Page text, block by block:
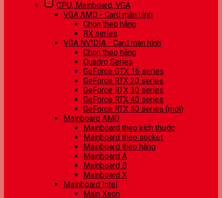
CPU, Mainboard, VGA
VGA AMD - Card màn hình
Chọn theo hãng
RX series
VGA NVIDIA - Card màn hình
Chọn theo hãng
Quadro Series
GeForce GTX 16 series
GeForce RTX 20 series
GeForce RTX 30 series
GeForce RTX 40 series
GeForce RTX 50 series (mới)
Mainboard AMD
Mainboard theo kích thước
Mainboard theo socket
Mainboard theo hãng
Mainboard A
Mainboard B
Mainboard X
Mainboard Intel
Main Xeon